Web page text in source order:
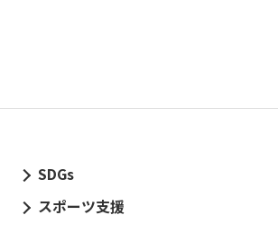
SDGs
スポーツ支援